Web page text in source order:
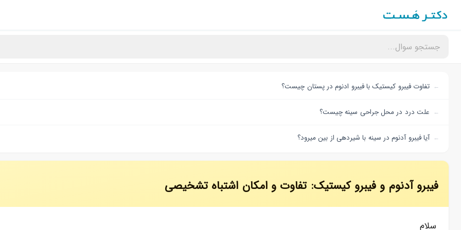
تفاوت فیبرو کیستیک با فیبرو ادنوم در پستان چیست؟
علت درد در محل جراحی سینه چیست؟
آیا فیبرو آدنوم در سینه با شیردهی از بین میرود؟
فیبرو آدنوم و فیبرو کیستیک: تفاوت و امکان اشتباه تشخیصی
سلام